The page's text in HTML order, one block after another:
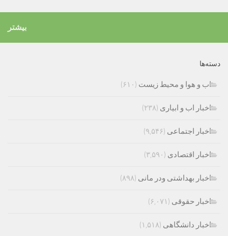
بیشتر
دسته‌ها
اب و هوا و محیط زیست (۶۱۰)
اخبار اب و ابیاری (۲۳۸)
اخبار اجتماعی (۹,۵۴۶)
اخبار اقتصادی (۳,۵۹۰)
اخبار بهداشتی ودر مانی (۸۹۸)
اخبار حقوقی (۶,۰۷۱)
اخبار دانشگاهی (۱,۵۱۸)